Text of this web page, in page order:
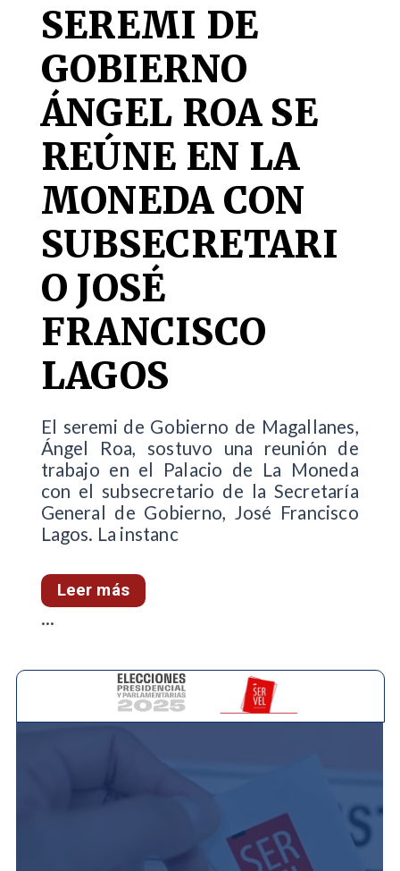
SEREMI DE
GOBIERNO
ÁNGEL ROA SE
REÚNE EN LA
MONEDA CON
SUBSECRETARI
O JOSÉ
FRANCISCO
LAGOS
El seremi de Gobierno de Magallanes,
Ángel Roa, sostuvo una reunión de
trabajo en el Palacio de La Moneda
con el subsecretario de la Secretaría
General de Gobierno, José Francisco
Lagos. La instanc
Leer más
...